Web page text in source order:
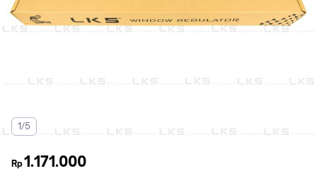
1/5
Rp1.171.000